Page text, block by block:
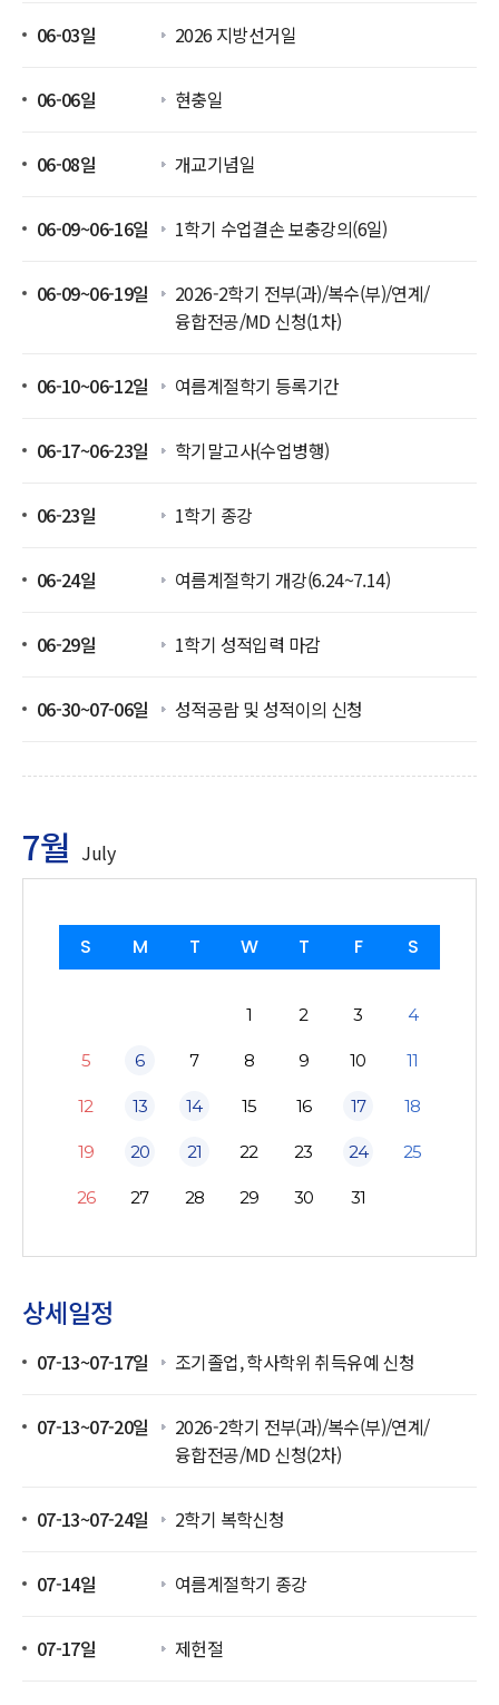
06-03일 2026 지방선거일
06-06일 현충일
06-08일 개교기념일
06-09~06-16일 1학기 수업결손 보충강의(6일)
06-09~06-19일
2026-2학기 전부(과)/복수(부)/연계/
융합전공/MD 신청(1차)
06-10~06-12일 여름계절학기 등록기간
06-17~06-23일 학기말고사(수업병행)
06-23일 1학기 종강
06-24일 여름계절학기 개강(6.24~7.14)
06-29일 1학기 성적입력 마감
06-30~07-06일 성적공람 및 성적이의 신청
7월 July
S M T W T F S
1 2 3 4
5 6 7 8 9 10 11
12 13 14 15 16 17 18
19 20 21 22 23 24 25
26 27 28 29 30 31
상세일정
07-13~07-17일 조기졸업, 학사학위 취득유예 신청
07-13~07-20일
2026-2학기 전부(과)/복수(부)/연계/
융합전공/MD 신청(2차)
07-13~07-24일 2학기 복학신청
07-14일 여름계절학기 종강
07-17일 제헌절